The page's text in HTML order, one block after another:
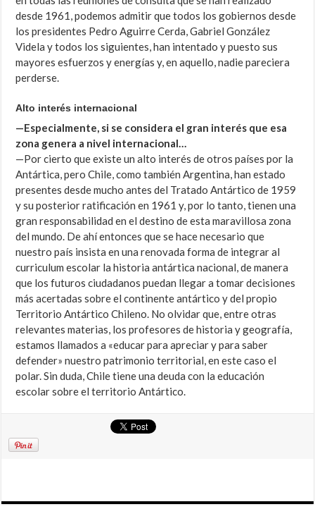
desde 1961, podemos admitir que todos los gobiernos desde
los presidentes Pedro Aguirre Cerda, Gabriel González
Videla y todos los siguientes, han intentado y puesto sus
mayores esfuerzos y energías y, en aquello, nadie pareciera
perderse.
Alto interés internacional
—Especialmente, si se considera el gran interés que esa
zona genera a nivel internacional…
—Por cierto que existe un alto interés de otros países por la
Antártica, pero Chile, como también Argentina, han estado
presentes desde mucho antes del Tratado Antártico de 1959
y su posterior ratificación en 1961 y, por lo tanto, tienen una
gran responsabilidad en el destino de esta maravillosa zona
del mundo. De ahí entonces que se hace necesario que
nuestro país insista en una renovada forma de integrar al
curriculum escolar la historia antártica nacional, de manera
que los futuros ciudadanos puedan llegar a tomar decisiones
más acertadas sobre el continente antártico y del propio
Territorio Antártico Chileno. No olvidar que, entre otras
relevantes materias, los profesores de historia y geografía,
estamos llamados a «educar para apreciar y para saber
defender» nuestro patrimonio territorial, en este caso el
polar. Sin duda, Chile tiene una deuda con la educación
escolar sobre el territorio Antártico.